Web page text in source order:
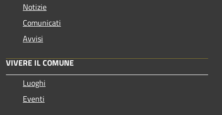
Notizie
Comunicati
Avvisi
VIVERE IL COMUNE
Luoghi
Eventi